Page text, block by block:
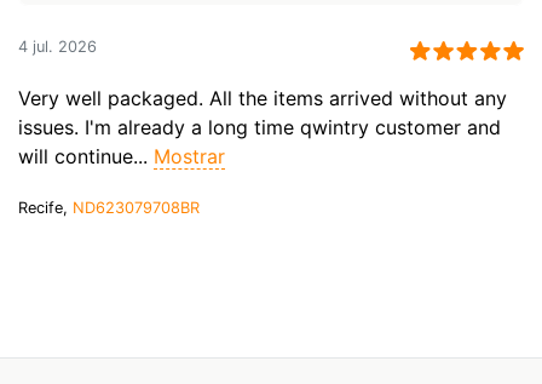
4 jul. 2026
Very well packaged. All the items arrived without any
issues. I'm already a long time qwintry customer and
will continue... Mostrar
Recife, ND623079708BR